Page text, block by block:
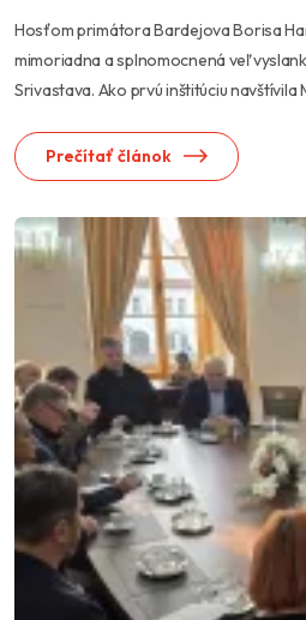
Hosťom primátora Bardejova Borisa
mimoriadna a splnomocnená
Srivastava. Ako prvú inštitúciu navštívila
Prečítať článok